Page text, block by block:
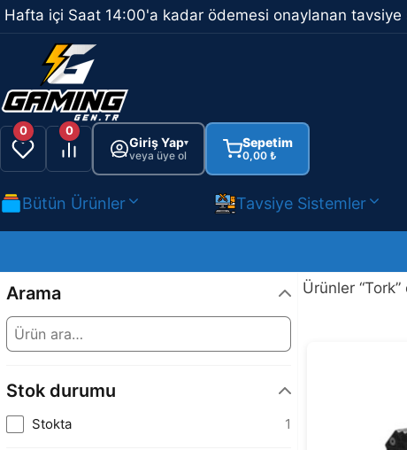
İçeriğe
atla
Hafta içi Saat 14:00'a kadar ödemesi onaylanan
0 0
Giriş Yap▾
veya üye ol
Sepetim
0,00 ₺
Bütün Ürünler Tavsiye Sistemler
Ürünler
Arama
Stok durumu
Stokta 1